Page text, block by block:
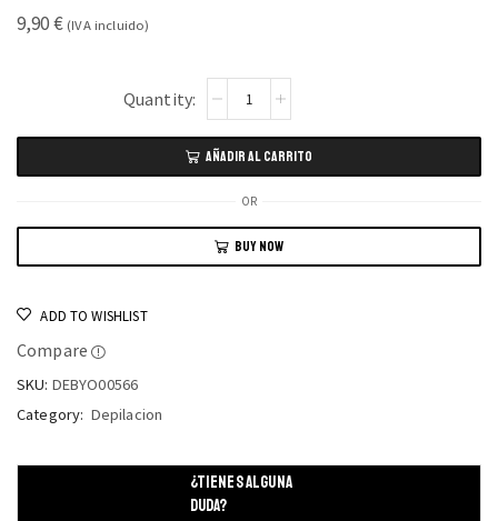
9,90€ (IVA incluido)
AÑADIR AL CARRITO
OR
BUY NOW
ADD TO WISHLIST
Compare
SKU: DEBYO00566
Category: Depilacion
¿TIENES ALGUNA
DUDA?